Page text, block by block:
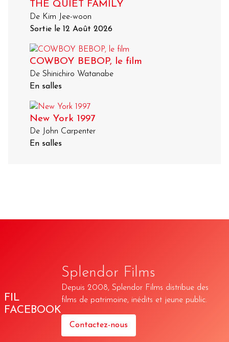
THE QUIET FAMILY
De Kim Jee-woon
Sortie le 12 Août 2026
COWBOY BEBOP, le film
De Shinichiro Watanabe
En salles
New York 1997
De John Carpenter
En salles
FIL
FACEBOOK
Splendor Films
Depuis 2008, Splendor Films distribue des
films de patrimoine, inédits et jeune public.
Contactez-nous